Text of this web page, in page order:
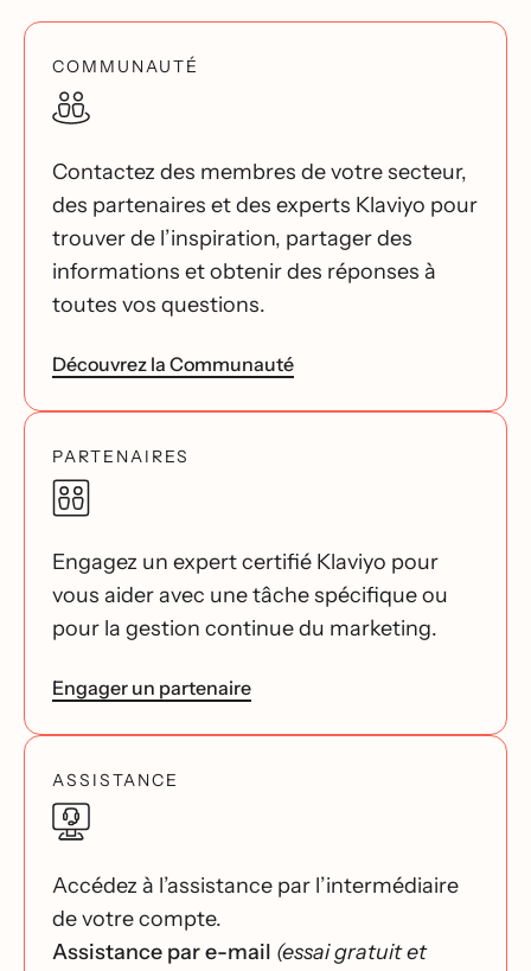
COMMUNAUTÉ
Contactez des membres de votre secteur,
des partenaires et des experts Klaviyo pour
trouver de l’inspiration, partager des
informations et obtenir des réponses à
toutes vos questions.
Découvrez la Communauté
PARTENAIRES
Engagez un expert certifié Klaviyo pour
vous aider avec une tâche spécifique ou
pour la gestion continue du marketing.
Engager un partenaire
ASSISTANCE
Accédez à l’assistance par l’intermédiaire
de votre compte.
Assistance par e-mail (essai gratuit et